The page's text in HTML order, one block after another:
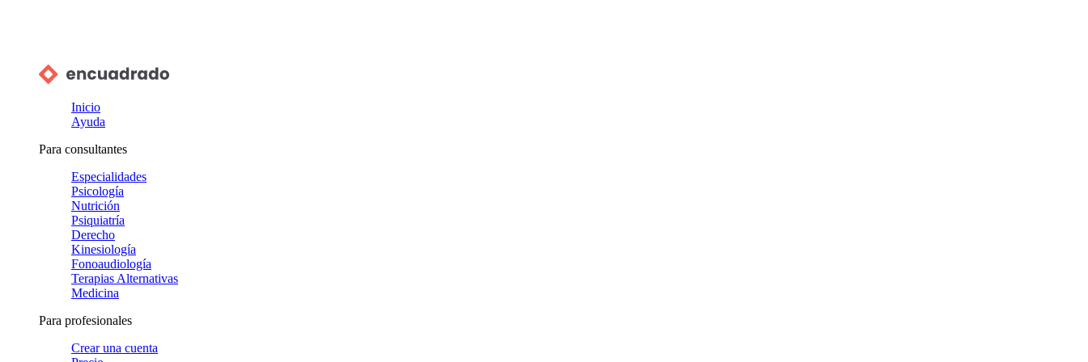
Inicio
Ayuda
Para consultantes
Especialidades
Psicología
Nutrición
Psiquiatría
Derecho
Kinesiología
Fonoaudiología
Terapias Alternativas
Medicina
Para profesionales
Crear una cuenta